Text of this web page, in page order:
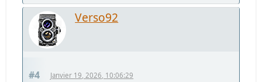
Verso92
#4 Janvier 19, 2026, 10:06:29